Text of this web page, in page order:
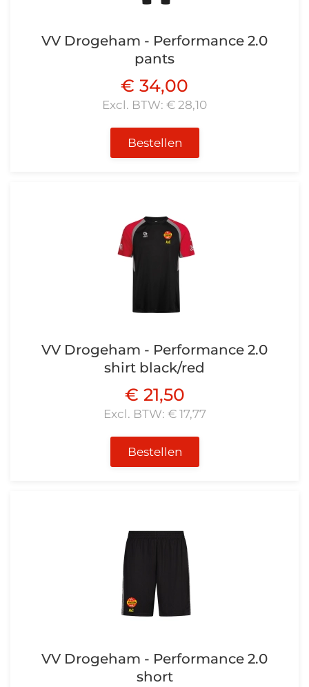
VV Drogeham - Performance 2.0
pants
€ 34,00
Excl. BTW: € 28,10
Bestellen
VV Drogeham - Performance 2.0
shirt black/red
€ 21,50
Excl. BTW: € 17,77
Bestellen
VV Drogeham - Performance 2.0
short